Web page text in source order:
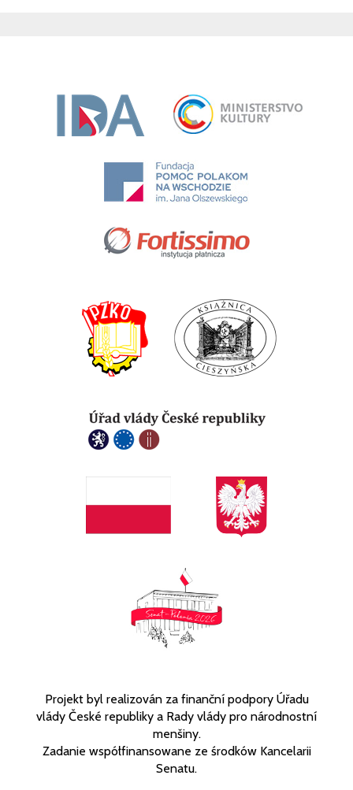
Projekt byl realizován za finanční podpory Úřadu
vlády České republiky a Rady vlády pro národnostní
menšiny.
Zadanie współfinansowane ze środków Kancelarii
Senatu.